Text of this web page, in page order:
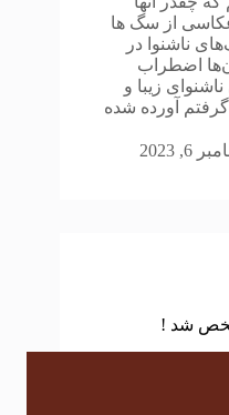
از سگ ها
ناشنوا در
اضطراب
زیبا و
آورده شده
6, 2023
شد !